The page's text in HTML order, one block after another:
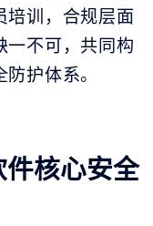
培训，合规层面
一不可，共同构
护体系。
核心安全